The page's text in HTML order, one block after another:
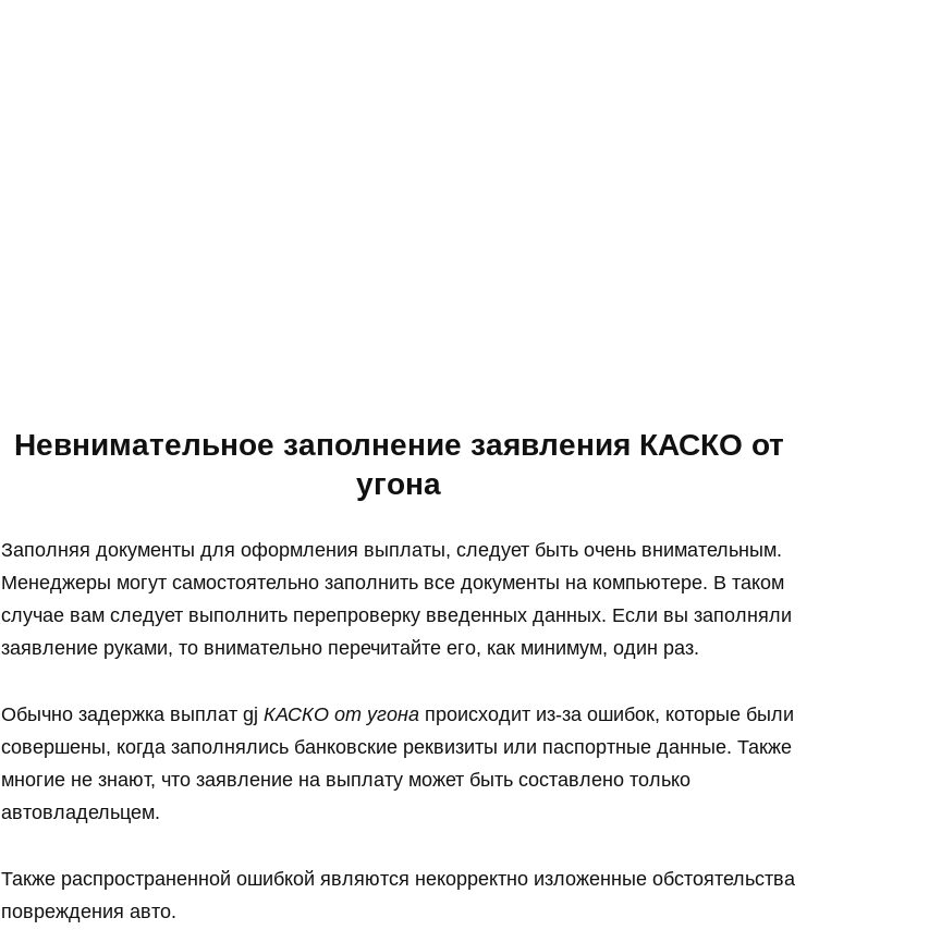
Невнимательное заполнение заявления КАСКО от
угона
Заполняя документы для оформления выплаты, следует быть очень внимательным.
Менеджеры могут самостоятельно заполнить все документы на компьютере. В таком
случае вам следует выполнить перепроверку введенных данных. Если вы заполняли
заявление руками, то внимательно перечитайте его, как минимум, один раз.
Обычно задержка выплат gj КАСКО от угона происходит из-за ошибок, которые были
совершены, когда заполнялись банковские реквизиты или паспортные данные. Также
многие не знают, что заявление на выплату может быть составлено только
автовладельцем.
Также распространенной ошибкой являются некорректно изложенные обстоятельства
повреждения авто.